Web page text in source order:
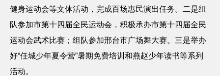
健身运动会等文体活动，完成百场惠民演出任务。二是组
队参加市第十四届全民运动会，积极承办市第十四届全民
运动会武术比赛；组队参加邢台市广场舞大赛。三是举办
好“任城少年夏令营”暑期免费培训和燕赵少年读书等系列
活动。